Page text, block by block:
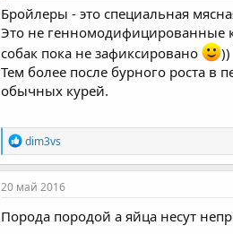
Бройлеры - это специальная
Это не генномодифицированные
собак пока не зафиксировано
))
Тем более после бурного роста в
обычных курей.
R
e
a
c
i
o
dim3vs
20 май 2016
Порода породой а яйца несут